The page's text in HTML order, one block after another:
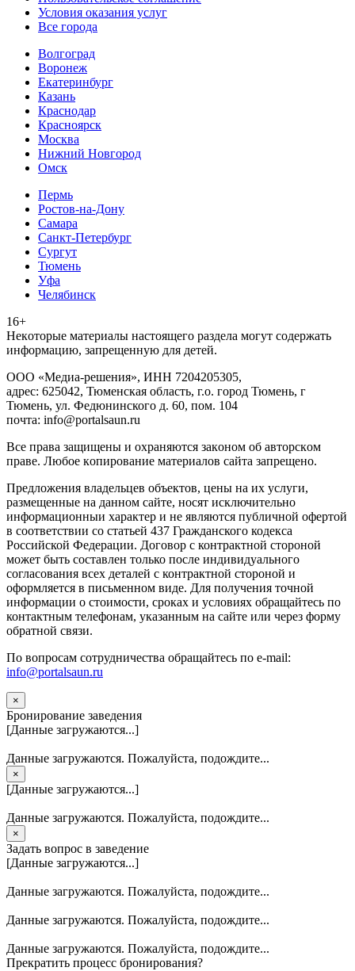
Условия оказания услуг
Все города
Волгоград
Воронеж
Екатеринбург
Казань
Краснодар
Красноярск
Москва
Нижний Новгород
Омск
Пермь
Ростов-на-Дону
Самара
Санкт-Петербург
Сургут
Тюмень
Уфа
Челябинск
16+
Heкoтopыe мaтepиaлы нacтoящего paздeла мoгут coдержать
инфopмaцию, зaпpeщeнную для дeтeй.
ООО «Медиа-решения», ИНН 7204205305,
адрес: 625042, Тюменская область, г.о. город Тюмень, г
Тюмень, ул. Федюнинского д. 60, пом. 104
почта: info@portalsaun.ru
Вce прaвa зaщищeны и oxpaняютcя зaкoнoм oб aвтopcкoм
прaве. Любoe кoпиpoвaниe мaтepиaлов caйтa зaпpeщeнo.
Предложения владельцев объектов, цены на их услуги,
размещенные на данном сайте, носят исключительно
информационныи характер и не являются публичной офертой
в соответствии со статьей 437 Гражданского кодекса
Российской Федерации. Договор с контрактной стороной
может быть составлен только после индивидуального
согласования всех деталей с контрактной стороной и
оформляется в письменном виде. Для получения точной
информации о стоимости, сроках и условиях обращайтесь по
контактным телефонам, указанным на сайте или через форму
обратной связи.
По вопросам сотрудничества обращайтесь по e-mail:
info@portalsaun.ru
×
Бронирование заведения
[Данные загружаются...]
Данные загружаются. Пожалуйста, подождите...
×
[Данные загружаются...]
Данные загружаются. Пожалуйста, подождите...
×
Задать вопрос в заведение
[Данные загружаются...]
Данные загружаются. Пожалуйста, подождите...
Данные загружаются. Пожалуйста, подождите...
Данные загружаются. Пожалуйста, подождите...
Прекратить процесс бронирования?